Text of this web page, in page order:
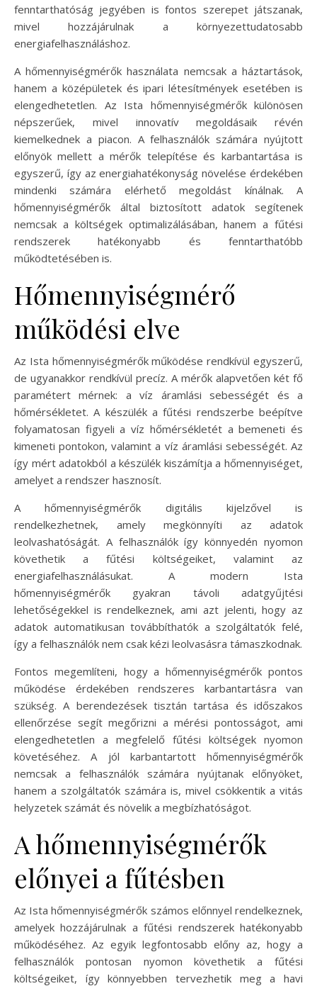
fenntarthatóság jegyében is fontos szerepet játszanak,
mivel hozzájárulnak a környezettudatosabb
energiafelhasználáshoz.
A hőmennyiségmérők használata nemcsak a háztartások,
hanem a középületek és ipari létesítmények esetében is
elengedhetetlen. Az Ista hőmennyiségmérők különösen
népszerűek, mivel innovatív megoldásaik révén
kiemelkednek a piacon. A felhasználók számára nyújtott
előnyök mellett a mérők telepítése és karbantartása is
egyszerű, így az energiahatékonyság növelése érdekében
mindenki számára elérhető megoldást kínálnak. A
hőmennyiségmérők által biztosított adatok segítenek
nemcsak a költségek optimalizálásában, hanem a fűtési
rendszerek hatékonyabb és fenntarthatóbb
működtetésében is.
Hőmennyiségmérő
működési elve
Az Ista hőmennyiségmérők működése rendkívül egyszerű,
de ugyanakkor rendkívül precíz. A mérők alapvetően két fő
paramétert mérnek: a víz áramlási sebességét és a
hőmérsékletet. A készülék a fűtési rendszerbe beépítve
folyamatosan figyeli a víz hőmérsékletét a bemeneti és
kimeneti pontokon, valamint a víz áramlási sebességét. Az
így mért adatokból a készülék kiszámítja a hőmennyiséget,
amelyet a rendszer hasznosít.
A hőmennyiségmérők digitális kijelzővel is
rendelkezhetnek, amely megkönnyíti az adatok
leolvashatóságát. A felhasználók így könnyedén nyomon
követhetik a fűtési költségeiket, valamint az
energiafelhasználásukat. A modern Ista
hőmennyiségmérők gyakran távoli adatgyűjtési
lehetőségekkel is rendelkeznek, ami azt jelenti, hogy az
adatok automatikusan továbbíthatók a szolgáltatók felé,
így a felhasználók nem csak kézi leolvasásra támaszkodnak.
Fontos megemlíteni, hogy a hőmennyiségmérők pontos
működése érdekében rendszeres karbantartásra van
szükség. A berendezések tisztán tartása és időszakos
ellenőrzése segít megőrizni a mérési pontosságot, ami
elengedhetetlen a megfelelő fűtési költségek nyomon
követéséhez. A jól karbantartott hőmennyiségmérők
nemcsak a felhasználók számára nyújtanak előnyöket,
hanem a szolgáltatók számára is, mivel csökkentik a vitás
helyzetek számát és növelik a megbízhatóságot.
A hőmennyiségmérők
előnyei a fűtésben
Az Ista hőmennyiségmérők számos előnnyel rendelkeznek,
amelyek hozzájárulnak a fűtési rendszerek hatékonyabb
működéséhez. Az egyik legfontosabb előny az, hogy a
felhasználók pontosan nyomon követhetik a fűtési
költségeiket, így könnyebben tervezhetik meg a havi